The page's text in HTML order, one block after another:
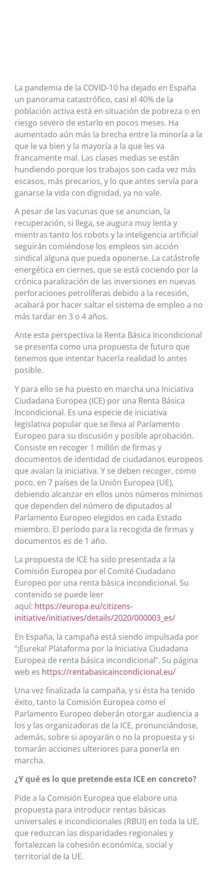
La pandemia de la COVID-10 ha dejado en España
un panorama catastrófico, casi el 40% de la
población activa está en situación de pobreza o en
riesgo severo de estarlo en pocos meses. Ha
aumentado aún más la brecha entre la minoría a la
que le va bien y la mayoría a la que les va
francamente mal. Las clases medias se están
hundiendo porque los trabajos son cada vez más
escasos, más precarios, y lo que antes servía para
ganarse la vida con dignidad, ya no vale.
A pesar de las vacunas que se anuncian, la
recuperación, si llega, se augura muy lenta y
mientras tanto los robots y la inteligencia artificial
seguirán comiéndose los empleos sin acción
sindical alguna que pueda oponerse. La catástrofe
energética en ciernes, que se está cociendo por la
crónica paralización de las inversiones en nuevas
perforaciones petrolíferas debido a la recesión,
acabará por hacer saltar el sistema de empleo a no
más tardar en 3 o 4 años.
Ante esta perspectiva la Renta Básica Incondicional
se presenta como una propuesta de futuro que
tenemos que intentar hacerla realidad lo antes
posible.
Y para ello se ha puesto en marcha una Iniciativa
Ciudadana Europea (ICE) por una Renta Básica
Incondicional. Es una especie de iniciativa
legislativa popular que se lleva al Parlamento
Europeo para su discusión y posible aprobación.
Consiste en recoger 1 millón de firmas y
documentos de identidad de ciudadanos europeos
que avalan la iniciativa. Y se deben recoger, como
poco, en 7 países de la Unión Europea (UE),
debiendo alcanzar en ellos unos números mínimos
que dependen del número de diputados al
Parlamento Europeo elegidos en cada Estado
miembro. El período para la recogida de firmas y
documentos es de 1 año.
La propuesta de ICE ha sido presentada a la
Comisión Europea por el Comité Ciudadano
Europeo por una renta básica incondicional. Su
contenido se puede leer
aquí: https://europa.eu/citizens-
initiative/initiatives/details/2020/000003_es/
En España, la campaña está siendo impulsada por
“¡Eureka! Plataforma por la Iniciativa Ciudadana
Europea de renta básica incondicional”. Su página
web es https://rentabasicaincondicional.eu/
Una vez finalizada la campaña, y si ésta ha tenido
éxito, tanto la Comisión Europea como el
Parlamento Europeo deberán otorgar audiencia a
los y las organizadoras de la ICE, pronunciándose,
además, sobre si apoyarán o no la propuesta y si
tomarán acciones ulteriores para ponerla en
marcha.
¿Y qué es lo que pretende esta ICE en concreto?
Pide a la Comisión Europea que elabore una
propuesta para introducir rentas básicas
universales e incondicionales (RBUI) en toda la UE,
que reduzcan las disparidades regionales y
fortalezcan la cohesión económica, social y
territorial de la UE.